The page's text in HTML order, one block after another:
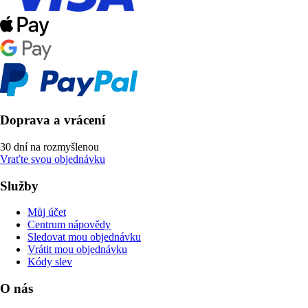
Doprava a vrácení
30 dní na rozmyšlenou
Vraťte svou objednávku
Služby
Můj účet
Centrum nápovědy
Sledovat mou objednávku
Vrátit mou objednávku
Kódy slev
O nás